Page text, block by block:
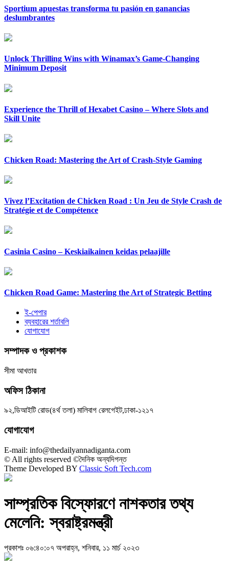
Sportium apuestas transforma tu pasión en ganancias
deslumbrantes
Unlock Thrilling Wins with Winamax’s Game-Changing
Minimum Deposit
Experience the Thrill of Hexabet Casino – Where Slots and
Skill Unite
Chicken Road: Mastering the Art of Crash-Style Gaming
Vivez l’Excitation de Chicken Road : Un Jeu de Style Crash de
Stratégie et de Compétence
Casinia Casino – Keskiaikainen keidas pelaajille
Chicken Road Game: Mastering the Art of Strategic Betting
ই-পেপার
ব্যবহারের শর্তাবলি
যোগাযোগ
সম্পাদক ও প্রকাশক
সীমা আখতার
অফিস ঠিকানা
৯২,ডিআইটি রোড(৪র্থ তলা) মালিবাগ রেলগেইট,ঢাকা-১২১৭
যোগাযোগ
E-mail: info@thedailyannadiganta.com
© All rights reserved ©দৈনিক অন্যদিগন্ত
Theme Developed BY Classic Soft Tech.com
সাম্প্রতিক বিস্ফোরণে নাশকতার তথ্য
মেলেনি: স্বরাষ্ট্রমন্ত্রী
প্রকাশঃ ০৬:৪০:০৭ অপরাহ্ন, শনিবার, ১১ মার্চ ২০২৩